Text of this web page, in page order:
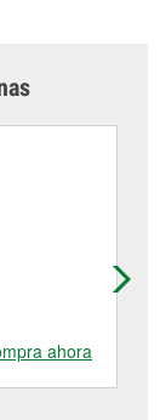
ahora